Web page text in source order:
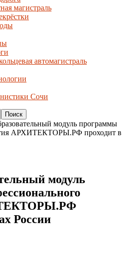
магистраль
автомагистраль
Сочи
модуль программы
АРХИТЕКТОРЫ.РФ проходит в
модуль
России